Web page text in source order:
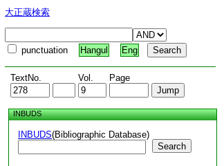
大正蔵検索
punctuation Hangul Eng
TextNo. Vol. Page
INBUDS
INBUDS(Bibliographic Database)
Search